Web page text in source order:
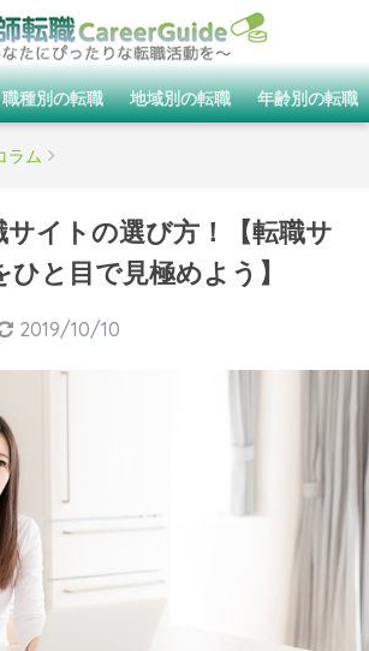
職種別の転職 地域別の転職 年齢別の転職
ラム
サイトの選び方！【転職サ
と目で見極めよう】
2019/10/10